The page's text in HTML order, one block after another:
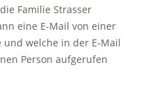
Familie Strasser
eine E-Mail von einer
welche in der E-Mail
Person aufgerufen